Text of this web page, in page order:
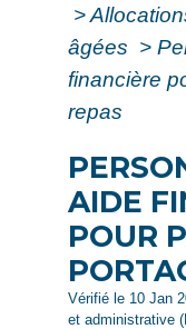
>
âgées >
financière
repas
AIDE
POUR
Vérifié le 10 Jan
et administrative